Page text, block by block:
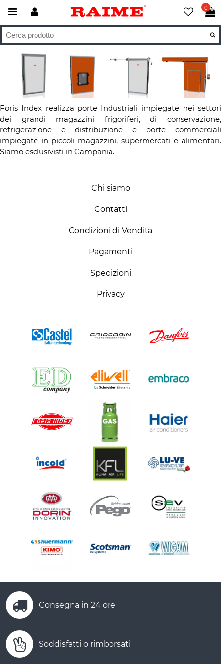
0
Foris Index realizza porte Industriali impiegate nei settori
dei grandi magazzini frigoriferi, di conservazione,
refrigerazione e distribuzione e porte commerciali
impiegate in piccoli magazzini, supermercati e alimentari.
Siamo esclusivisti in Campania.
Chi siamo
Contatti
Condizioni di Vendita
Pagamenti
Spedizioni
Privacy
Consegna in 24 ore
Soddisfatti o rimborsati